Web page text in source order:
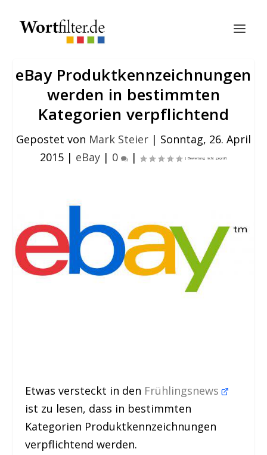
eBay Produktkennzeichnungen
werden in bestimmten
Kategorien verpflichtend
Gepostet von Mark Steier | Sonntag, 26. April
2015 | eBay | 0 |
Etwas versteckt in den Frühlingsnews
ist zu lesen, dass in bestimmten
Kategorien Produktkennzeichnungen
verpflichtend werden.